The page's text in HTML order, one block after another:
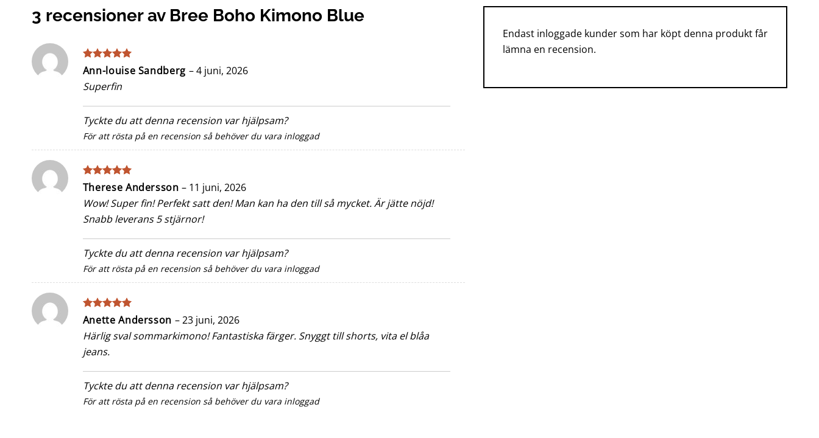
3 recensioner av Bree Boho Kimono Blue
Betygsatt5
av 5
Ann-louise Sandberg –4 juni, 2026
Superfin
Tyckte du att denna recension var hjälpsam?
För att rösta på en recension så behöver du vara inloggad
Betygsatt 5
av 5
Therese Andersson– 11 juni, 2026
Wow! Super fin! Perfekt satt den! Man kan ha den till så mycket. Är jätte nöjd!
Snabb leverans 5 stjärnor!
Tyckte du att denna recension var hjälpsam?
För att rösta på en recension så behöver du vara inloggad
Betygsatt5
av 5
Anette Andersson –23 juni, 2026
Härlig sval sommarkimono! Fantastiska färger. Snyggt till shorts, vita el blåa
jeans.
Tyckte du att denna recension var hjälpsam?
För att rösta på en recension så behöver du vara inloggad
Endast inloggade kunder som har köpt denna produkt får
lämna en recension.